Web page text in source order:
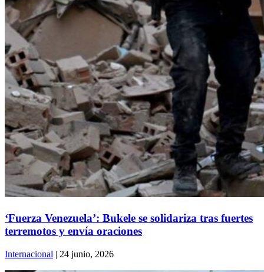
‘Fuerza Venezuela’: Bukele se solidariza tras fuertes
terremotos y envía oraciones
Internacional | 24 junio, 2026